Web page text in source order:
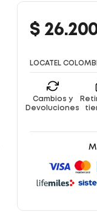
$ 26.
LOCATEL
Cambios y
Devoluciones